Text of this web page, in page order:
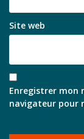
Site web
Enregistrer mon
navigateur pour